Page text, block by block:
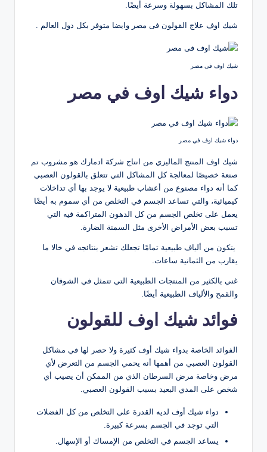
تلك المشاكل بسهولة وسرعة أيضًا.
شيك اوف علاج القولون فى مصر وايضا متوفر بكل دول العالم .
شيك اوف فى مصر
دواء شيك اوف في مصر
دواء شيك اوف في مصر
شيك اوف المنتج الماليزي من انتاج شركة ادمارك هو مشروب تم
صنعة خصيصًا لمعالجة كل المشاكل التي تتعلق بالقولون العصبي
كما أنه دواء مصنوع من أعشاب طبيعية لا يوجد بها أي تداخلات
كيميائية، والتي تساعد الجسم في التخلص من أي سموم به أيضًا
يعمل على تخلص الجسم من كل الدهون المتراكمة فيه التي
تسبب بعض الأمراض الأخرى مثل السمنة الضارة.
يتكون من ألياف طبيعية تمامًا تجعلك تشعر بنتائجه في خالا ما
يقارب من الثمانية ساعات.
غني بالكثير من المنتجات الطبيعية التي تتمثل في الشوفان
والقمح والألياف الطبيعية أيضًا.
فوائد شيك اوف للقولون
الفوائد الخاصة بدواء شيك أوف كثيرة ولا حصر لها في مشاكل
القولون العصبي من أهمها أنه يحمي الجسم من التعرض لأي
مرض وخاصة مرض السرطان الذي من الممكن أن يصيب أي
شخص على المدي البعيد بسبب القولون العصبي.
دواء شيك أوف لديه القدرة على التخلص من كل الفضلات
التي توجد في الجسم بسرعة كبيرة.
يساعد الجسم في التخلص من الإمساك أو الإسهال.